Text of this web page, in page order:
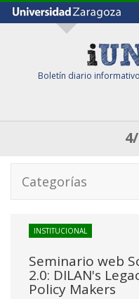
Boletín diario
Categorías
INSTITUCIONAL
Seminario web
2.0: DILAN's
Policy Makers